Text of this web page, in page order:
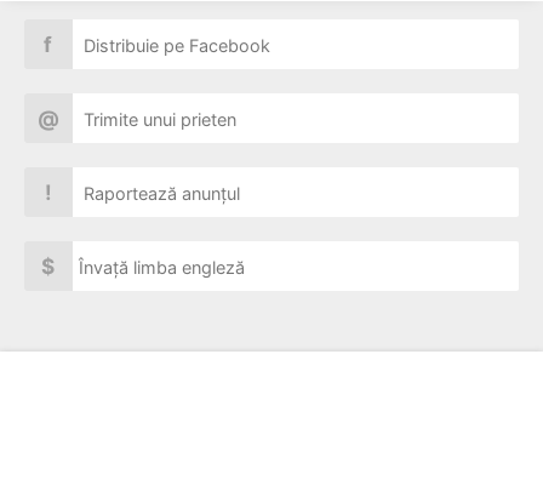
f Distribuie pe Facebook
@ Trimite unui prieten
! Raportează anunțul
$ Învață limba engleză